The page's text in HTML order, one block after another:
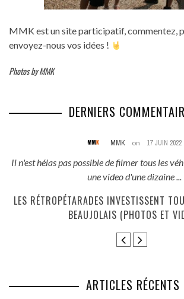
MMK est un site participatif, commentez,
envoyez-nous vos idées !
Photos by MMK
DERNIERS
MMK on 17 JUIN 2022
Il n'est hélas pas possible de filmer tous les
une video d'une dizaine ...
LES RÉTROPÉTARADES INVESTISSENT
BEAUJOLAIS (PHOTOS ET
ARTICLES RÉCENTS